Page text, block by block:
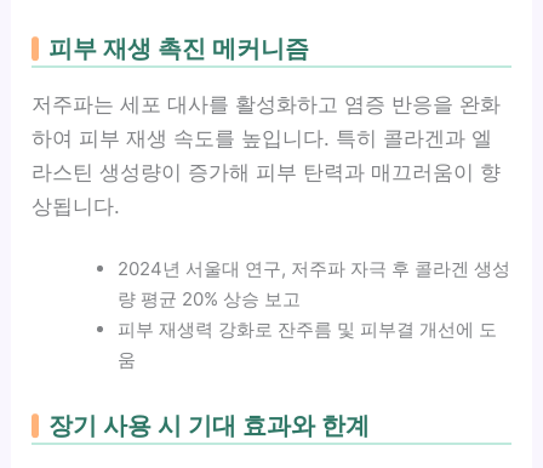
피부 재생 촉진 메커니즘
저주파는 세포 대사를 활성화하고 염증 반응을 완화
하여 피부 재생 속도를 높입니다. 특히 콜라겐과 엘
라스틴 생성량이 증가해 피부 탄력과 매끄러움이 향
상됩니다.
2024년 서울대 연구, 저주파 자극 후 콜라겐 생성
량 평균 20% 상승 보고
피부 재생력 강화로 잔주름 및 피부결 개선에 도
움
장기 사용 시 기대 효과와 한계